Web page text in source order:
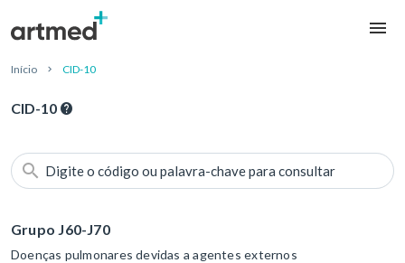
Início CID-10
CID-10
Digite o código ou palavra-chave para consultar
Grupo J60-J70
Doenças pulmonares devidas a agentes externos